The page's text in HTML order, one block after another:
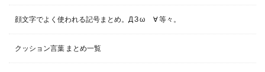
顔文字でよく使われる記号まとめ。Д З ω ゞ∀ 等々。
クッション言葉 まとめ一覧